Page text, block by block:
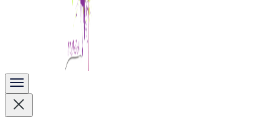
Kobieta Zmienną Jest